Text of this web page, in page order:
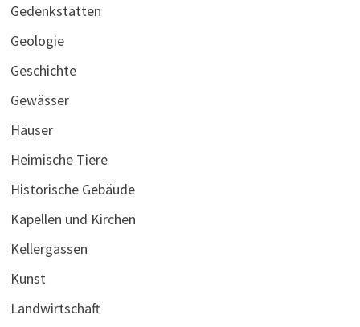
Gedenkstätten
Geologie
Geschichte
Gewässer
Häuser
Heimische Tiere
Historische Gebäude
Kapellen und Kirchen
Kellergassen
Kunst
Landwirtschaft